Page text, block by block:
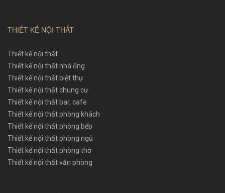
THIẾT KẾ NỘI THẤT
Thiết kế nội thất
Thiết kế nội thất nhà ống
Thiết kế nội thất biệt thự
Thiết kế nội thất chung cư
Thiết kế nội thất bar, cafe
Thiết kế nội thất phòng khách
Thiết kế nội thất phòng bếp
Thiết kế nội thất phòng ngủ
Thiết kế nội thất phòng thờ
Thiết kế nội thất văn phòng